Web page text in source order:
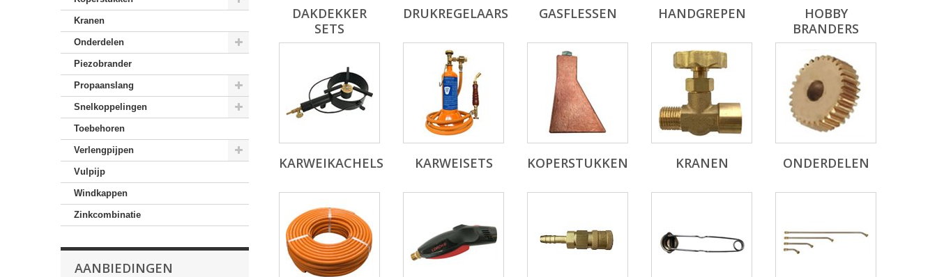
Kranen
Onderdelen
Piezobrander
Propaanslang
Snelkoppelingen
Toebehoren
Verlengpijpen
Vulpijp
Windkappen
Zinkcombinatie
AANBIEDINGEN
DAKDEKKER
SETS
DRUKREGELAARS GASFLESSEN HANDGREPEN
HOBBY
BRANDERS
KARWEIKACHELS KARWEISETS KOPERSTUKKEN KRANEN ONDERDELEN